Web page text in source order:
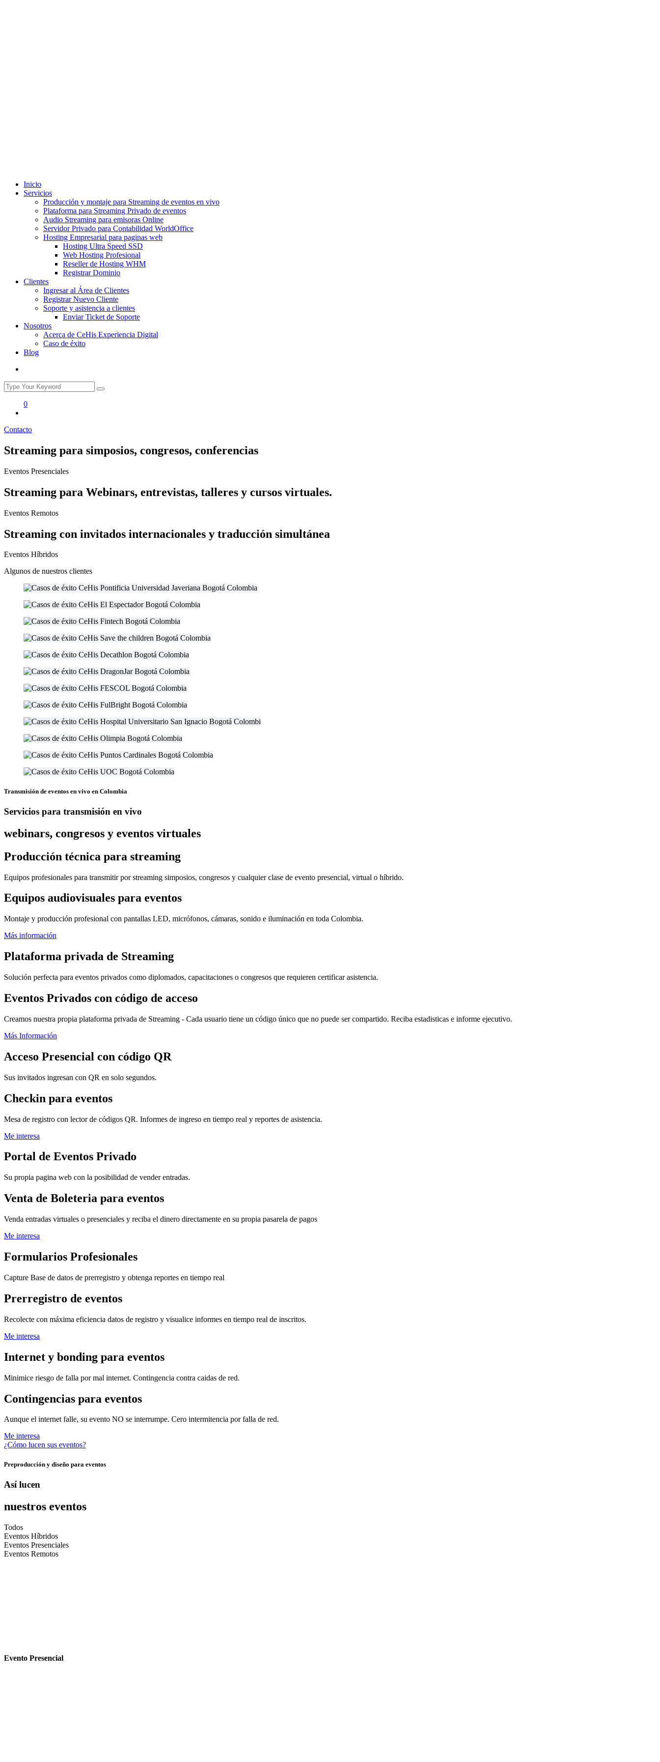
Inicio
Servicios
Producción y montaje para Streaming de eventos en vivo
Plataforma para Streaming Privado de eventos
Audio Streaming para emisoras Online
Servidor Privado para Contabilidad WorldOffice
Hosting Empresarial para paginas web
Hosting Ultra Speed SSD
Web Hosting Profesional
Reseller de Hosting WHM
Registrar Dominio
Clientes
Ingresar al Área de Clientes
Registrar Nuevo Cliente
Soporte y asistencia a clientes
Enviar Ticket de Soporte
Nosotros
Acerca de CeHis Experiencia Digital
Caso de éxito
Blog
0
Contacto
Streaming para simposios, congresos, conferencias
Eventos Presenciales
Streaming para Webinars, entrevistas, talleres y cursos virtuales.
Eventos Remotos
Streaming con invitados internacionales y traducción simultánea
Eventos Híbridos
Algunos de nuestros clientes
Transmisión de eventos en vivo en Colombia
Servicios para transmisión en vivo
webinars, congresos y eventos virtuales
Producción técnica para streaming
Equipos profesionales para transmitir por streaming simposios, congresos y cualquier clase de evento presencial, virtual o híbrido.
Equipos audiovisuales para eventos
Montaje y producción profesional con pantallas LED, micrófonos, cámaras, sonido e iluminación en toda Colombia.
Más información
Plataforma privada de Streaming
Solución perfecta para eventos privados como diplomados, capacitaciones o congresos que requieren certificar asistencia.
Eventos Privados con código de acceso
Creamos nuestra propia plataforma privada de Streaming - Cada usuario tiene un código único que no puede ser compartido. Reciba estadisticas e informe ejecutivo.
Más Información
Acceso Presencial con código QR
Sus invitados ingresan con QR en solo segundos.
Checkin para eventos
Mesa de registro con lector de códigos QR. Informes de ingreso en tiempo real y reportes de asistencia.
Me interesa
Portal de Eventos Privado
Su propia pagina web con la posibilidad de vender entradas.
Venta de Boleteria para eventos
Venda entradas virtuales o presenciales y reciba el dinero directamente en su propia pasarela de pagos
Me interesa
Formularios Profesionales
Capture Base de datos de prerregistro y obtenga reportes en tiempo real
Prerregistro de eventos
Recolecte con máxima eficiencia datos de registro y visualice informes en tiempo real de inscritos.
Me interesa
Internet y bonding para eventos
Minimice riesgo de falla por mal internet. Contingencia contra caidas de red.
Contingencias para eventos
Aunque el internet falle, su evento NO se interrumpe. Cero intermitencia por falla de red.
Me interesa
¿Cómo lucen sus eventos?
Preproducción y diseño para eventos
Así lucen
nuestros eventos
Todos
Eventos Híbridos
Eventos Presenciales
Eventos Remotos
Evento Presencial